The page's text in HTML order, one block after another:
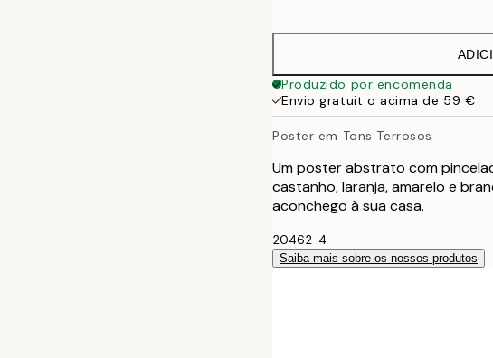
50x50 cm
70x100 cm
100x150 cm
Produzido por encomenda
Envio gratuit o acima de 59 €
Poster em Tons Terrosos
Um poster abstrato com
castanho, laranja, amarelo e
aconchego à sua casa.
20462-4
Saiba mais sobre os nossos produtos